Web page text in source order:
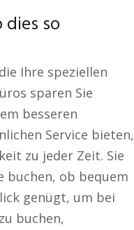
dies so
Ihre speziellen
sparen Sie
besseren
Service bieten,
zu jeder Zeit. Sie
buchen, ob bequem
genügt, um bei
buchen,